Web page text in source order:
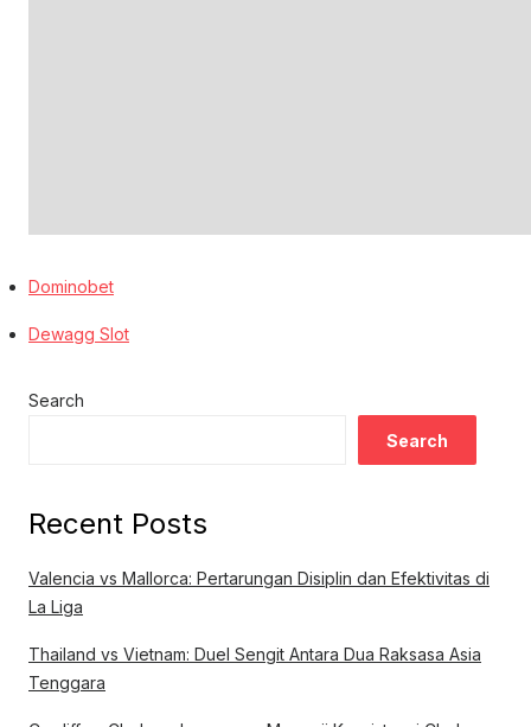
Dominobet
Dewagg Slot
Search
Search
Recent Posts
Valencia vs Mallorca: Pertarungan Disiplin dan Efektivitas di
La Liga
Thailand vs Vietnam: Duel Sengit Antara Dua Raksasa Asia
Tenggara